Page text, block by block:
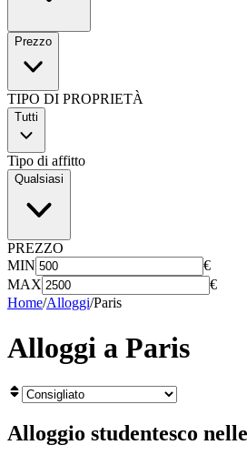
Prezzo
TIPO DI PROPRIETÀ
Tutti
Tipo di affitto
Qualsiasi
PREZZO
MIN
€
MAX
€
Home/Alloggi/Paris
Alloggi a Paris
Alloggio studentesco